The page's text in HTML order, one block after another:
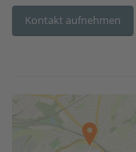
Kontakt aufnehmen